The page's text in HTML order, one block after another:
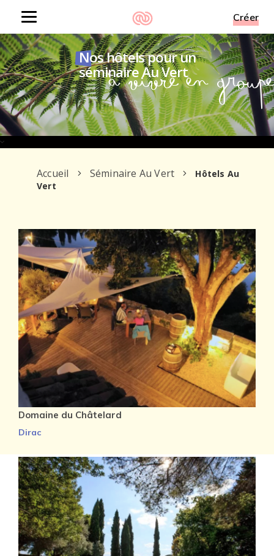
Toggle
Créer
Nos hôtels pour un
séminaire Au Vert
à vivre en
Accueil Séminaire Au Vert
Hôtels Au
Vert
Domaine du Châtelard
Dirac